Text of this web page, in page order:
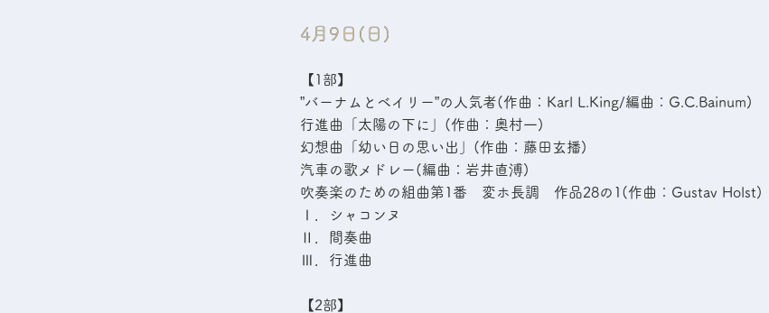
4月9日(日)
4月9日(日)
【1部】
”バーナムとベイリー”の人気者(作曲：Karl L.King/編曲：G.C.Bainum)
行進曲「太陽の下に」(作曲：奥村一)
幻想曲「幼い日の思い出」(作曲：藤田玄播)
汽車の歌メドレー(編曲：岩井直溥)
吹奏楽のための組曲第1番 変ホ長調 作品28の1(作曲：Gustav Holst)
Ⅰ．シャコンヌ
Ⅱ．間奏曲
Ⅲ．行進曲
【2部】